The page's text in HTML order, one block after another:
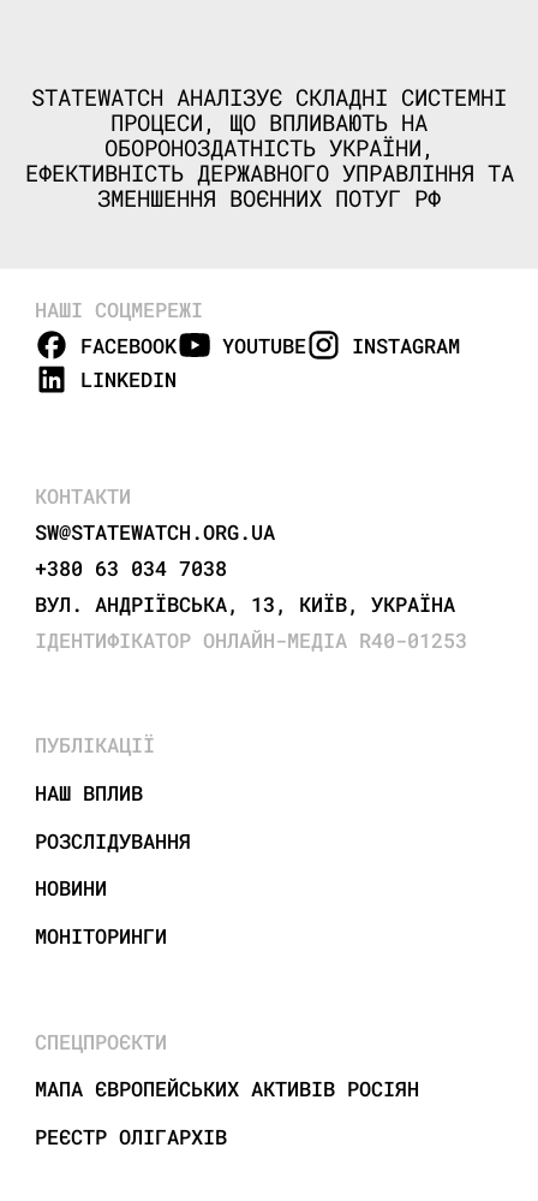
STATEWATCH АНАЛІЗУЄ СКЛАДНІ СИСТЕМНІ
ПРОЦЕСИ, ЩО ВПЛИВАЮТЬ НА
ОБОРОНОЗДАТНІСТЬ УКРАЇНИ,
ЕФЕКТИВНІСТЬ ДЕРЖАВНОГО УПРАВЛІННЯ ТА
ЗМЕНШЕННЯ ВОЄННИХ ПОТУГ РФ
НАШІ СОЦМЕРЕЖІ
FACEBOOK
YOUTUBE
INSTAGRAM
LINKEDIN
КОНТАКТИ
SW@STATEWATCH.ORG.UA
+380 63 034 7038
ВУЛ. АНДРІЇВСЬКА, 13, КИЇВ, УКРАЇНА
ІДЕНТИФІКАТОР ОНЛАЙН-МЕДІА R40-01253
ПУБЛІКАЦІЇ
НАШ ВПЛИВ
РОЗСЛІДУВАННЯ
НОВИНИ
МОНІТОРИНГИ
СПЕЦПРОЄКТИ
МАПА ЄВРОПЕЙСЬКИХ АКТИВІВ РОСІЯН
РЕЄСТР ОЛІГАРХІВ